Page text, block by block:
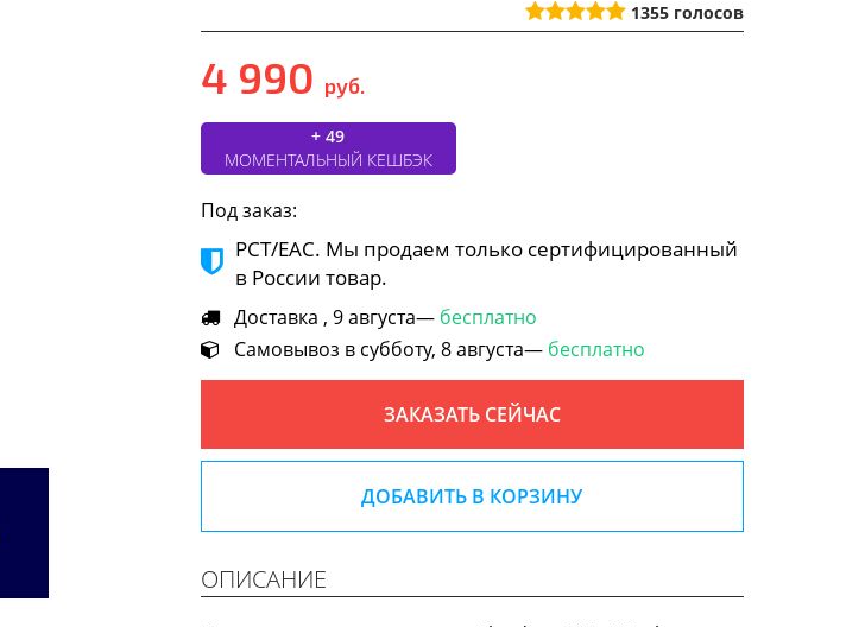
1355 голосов
4 990 руб.
+ 49
МОМЕНТАЛЬНЫЙ КЕШБЭК
Под заказ:
РСТ/ЕАС. Мы продаем только сертифицированный
в России товар.
Доставка , 9 августа— бесплатно
Самовывоз в субботу, 8 августа— бесплатно
ЗАКАЗАТЬ СЕЙЧАС
ДОБАВИТЬ В КОРЗИНУ
ОПИСАНИЕ